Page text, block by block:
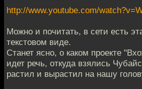
http://www.youtube.com/
Можно и почитать, в сети есть
текстовом виде.
Станет ясно, о каком проекте
идет речь, откуда взялись
растил и вырастил на нашу